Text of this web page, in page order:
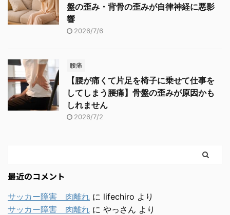
盤の歪み・背骨の歪みが自律神経に悪影
響
2026/7/6
腰痛
【腰が痛くて片足を椅子に乗せて仕事を
してしまう腰痛】骨盤の歪みが原因かも
しれません
2026/7/2
最近のコメント
サッカー障害 肉離れ に lifechiro より
サッカー障害 肉離れ に やっさん より